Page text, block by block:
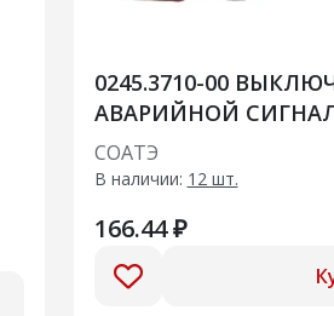
0245.3710-00
АВАРИЙНОЙ
СОАТЭ
В наличии: 12 шт.
166.44 ₽